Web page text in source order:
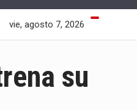
vie, agosto 7, 2026
su